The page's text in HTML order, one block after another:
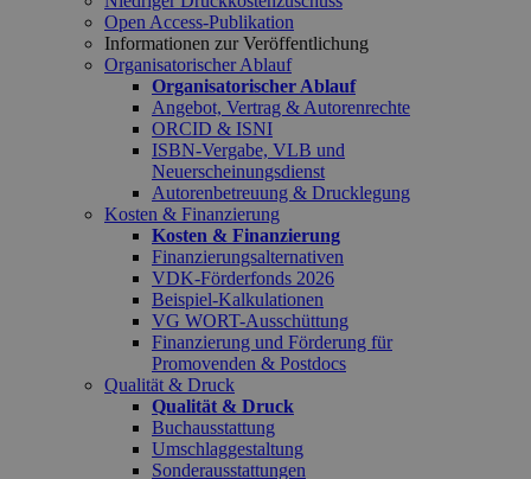
Open Access-Publikation
Informationen zur Veröffentlichung
Organisatorischer Ablauf
Organisatorischer Ablauf
Angebot, Vertrag & Autorenrechte
ORCID & ISNI
ISBN-Vergabe, VLB und
Neuerscheinungsdienst
Autorenbetreuung & Drucklegung
Kosten & Finanzierung
Kosten & Finanzierung
Finanzierungsalternativen
VDK-Förderfonds 2026
Beispiel-Kalkulationen
VG WORT-Ausschüttung
Finanzierung und Förderung für
Promovenden & Postdocs
Qualität & Druck
Qualität & Druck
Buchausstattung
Umschlaggestaltung
Sonderausstattungen